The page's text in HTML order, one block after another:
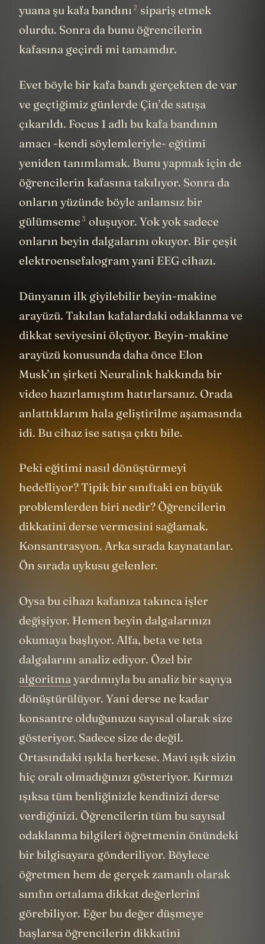
yuana şu kafa bandını 2 sipariş etmek
olurdu. Sonra da bunu öğrencilerin
kafasına geçirdi mi tamamdır.
Evet böyle bir kafa bandı gerçekten de var
ve geçtiğimiz günlerde Çin’de satışa
çıkarıldı. Focus 1 adlı bu kafa bandının
amacı -kendi söylemleriyle- eğitimi
yeniden tanımlamak. Bunu yapmak için de
öğrencilerin kafasına takılıyor. Sonra da
onların yüzünde böyle anlamsız bir
gülümseme 3 oluşuyor. Yok yok sadece
onların beyin dalgalarını okuyor. Bir çeşit
elektroensefalogram yani EEG cihazı.
Dünyanın ilk giyilebilir beyin-makine
arayüzü. Takılan kafalardaki odaklanma ve
dikkat seviyesini ölçüyor. Beyin-makine
arayüzü konusunda daha önce Elon
Musk’ın şirketi Neuralink hakkında bir
video hazırlamıştım hatırlarsanız. Orada
anlattıklarım hala geliştirilme aşamasında
idi. Bu cihaz ise satışa çıktı bile.
Peki eğitimi nasıl dönüştürmeyi
hedefliyor? Tipik bir sınıftaki en büyük
problemlerden biri nedir? Öğrencilerin
dikkatini derse vermesini sağlamak.
Konsantrasyon. Arka sırada kaynatanlar.
Ön sırada uykusu gelenler.
Oysa bu cihazı kafanıza takınca işler
değişiyor. Hemen beyin dalgalarınızı
okumaya başlıyor. Alfa, beta ve teta
dalgalarını analiz ediyor. Özel bir
algoritma yardımıyla bu analiz bir sayıya
dönüştürülüyor. Yani derse ne kadar
konsantre olduğunuzu sayısal olarak size
gösteriyor. Sadece size de değil.
Ortasındaki ışıkla herkese. Mavi ışık sizin
hiç oralı olmadığınızı gösteriyor. Kırmızı
ışıksa tüm benliğinizle kendinizi derse
verdiğinizi. Öğrencilerin tüm bu sayısal
odaklanma bilgileri öğretmenin önündeki
bir bilgisayara gönderiliyor. Böylece
öğretmen hem de gerçek zamanlı olarak
sınıfın ortalama dikkat değerlerini
görebiliyor. Eğer bu değer düşmeye
başlarsa öğrencilerin dikkatini